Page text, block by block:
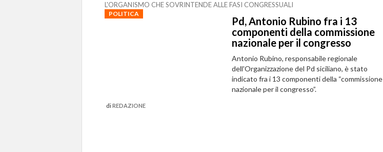
L'ORGANISMO CHE SOVRINTENDE ALLE FASI CONGRESSUALI
POLITICA
Pd, Antonio Rubino fra i 13
componenti della commissione
nazionale per il congresso
Antonio Rubino, responsabile regionale
dell'Organizzazione del Pd siciliano, è stato
indicato fra i 13 componenti della “commissione
nazionale per il congresso”.
diREDAZIONE